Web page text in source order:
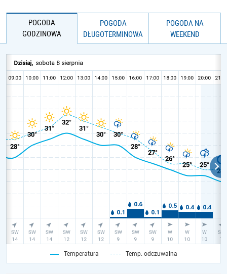
POGODA
GODZINOWA
POGODA
DŁUGOTERMINOWA
POGODA NA
WEEKEND
Temperatura Temp. odczuwalna